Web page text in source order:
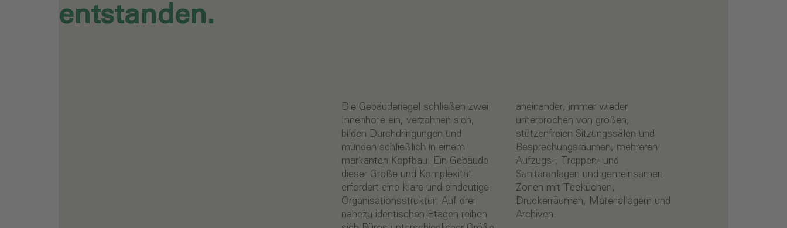
entstanden.
Die Gebäuderiegel schließen zwei
Innenhöfe ein, verzahnen sich,
bilden Durchdringungen und
münden schließlich in einem
markanten Kopfbau. Ein Gebäude
dieser Größe und Komplexität
erfordert eine klare und eindeutige
Organisationsstruktur: Auf drei
nahezu identischen Etagen reihen
aneinander, immer wieder
unterbrochen von großen,
stützenfreien Sitzungssälen und
Besprechungsräumen, mehreren
Aufzugs-, Treppen- und
Sanitäranlagen und gemeinsamen
Zonen mit Teeküchen,
Druckerräumen, Materiallagern und
Archiven.